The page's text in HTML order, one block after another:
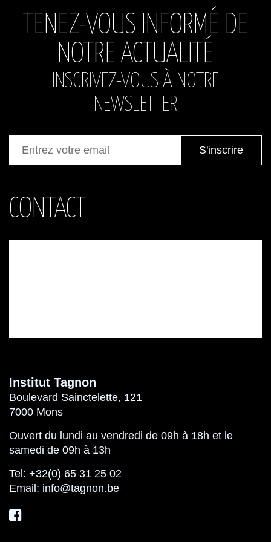
TENEZ-VOUS INFORMÉ DE
NOTRE ACTUALITÉ
INSCRIVEZ-VOUS À NOTRE
NEWSLETTER
CONTACT
Institut Tagnon
Boulevard Sainctelette, 121
7000 Mons
Ouvert du lundi au vendredi de 09h à 18h et le
samedi de 09h à 13h
Tel: +32(0) 65 31 25 02
Email: info@tagnon.be